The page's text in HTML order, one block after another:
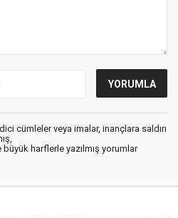
cümleler veya imalar, inançlara saldırı
harflerle yazılmış yorumlar